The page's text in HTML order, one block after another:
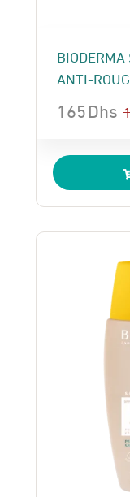
ANTI-
prix
initial
était :
185 Dhs.
165Dhs
prix
actuel
est :
165 Dhs.